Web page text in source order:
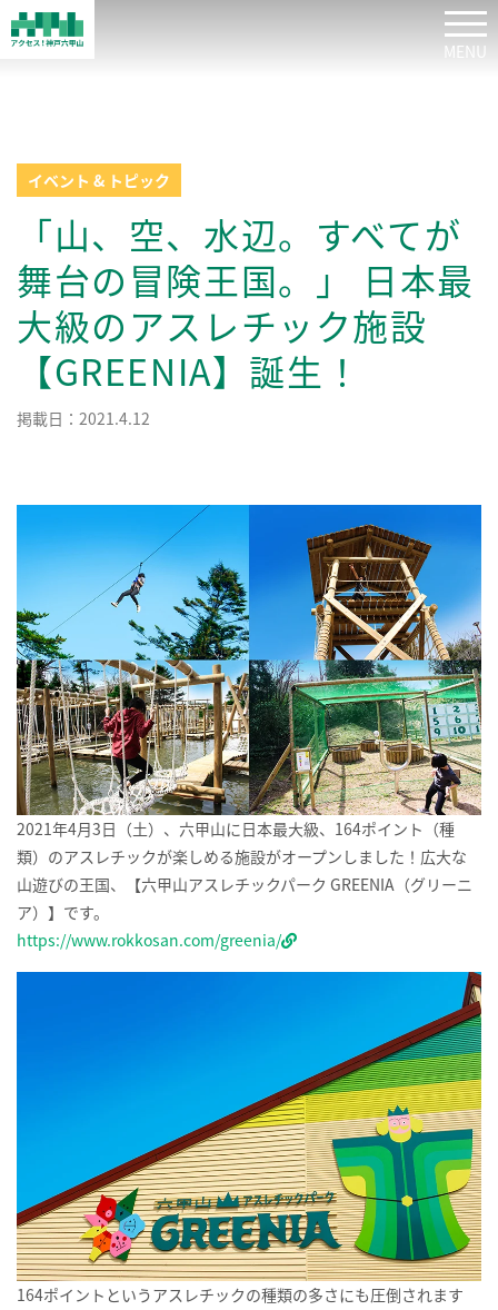
イベント & トピック
「山、空、水辺。すべてが
舞台の冒険王国。」 日本最
大級のアスレチック施設
【GREENIA】誕生！
掲載日：2021.4.12
2021年4月3日（土）、六甲山に日本最大級、164ポイント（種
類）のアスレチックが楽しめる施設がオープンしました！広大な
山遊びの王国、【六甲山アスレチックパーク GREENIA（グリーニ
ア）】です。
https://www.rokkosan.com/greenia/
164ポイントというアスレチックの種類の多さにも圧倒されます